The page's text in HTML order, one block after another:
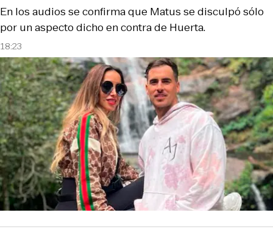
18:23
En los audios se confirma que Matus se disculpó sólo
por un aspecto dicho en contra de Huerta.